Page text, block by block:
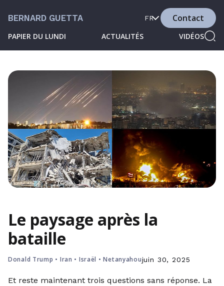
BERNARD GUETTA
PAPIER DU LUNDI ACTUALITÉS VIDÉOS
FR Contact
Le paysage après la
bataille
Donald Trump • Iran • Israël •Netanyahoujuin 30, 2025
Et reste maintenant trois questions sans réponse. La